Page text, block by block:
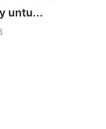
untu...